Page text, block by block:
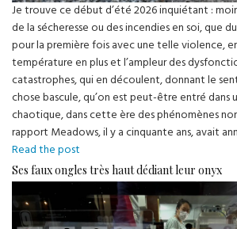
Je trouve ce début d’été 2026 inquiétant :
de la sécheresse ou des incendies en soi, que
pour la première fois avec une telle violence,
température en plus et l’ampleur des
catastrophes, qui en découlent, donnant le
chose bascule, qu’on est peut-être entré dans
chaotique, dans cette ère des phénomènes
rapport Meadows, il y a cinquante ans, avait
Read the post
soudain,
la
non-
linéarité
Ses faux ongles très haut dédiant leur onyx